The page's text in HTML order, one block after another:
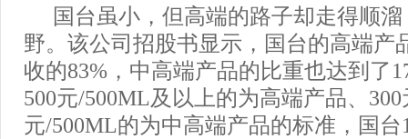
国台虽小，但高端的路子却走得顺
野。该公司招股书显示，国台的高端产
收的83%，中高端产品的比重也达到了
500元/500ML及以上的为高端产品、
元/500ML的为中高端产品的标准，国台